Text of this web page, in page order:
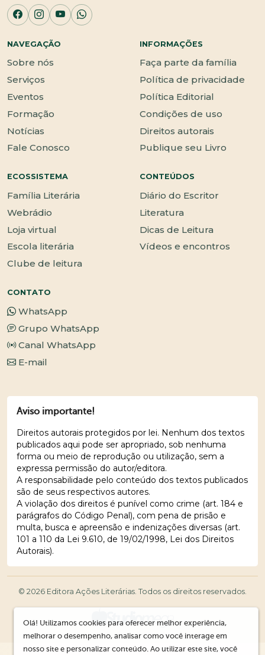
NAVEGAÇÃO
Sobre nós
Serviços
Eventos
Formação
Notícias
Fale Conosco
INFORMAÇÕES
Faça parte da família
Política de privacidade
Política Editorial
Condições de uso
Direitos autorais
Publique seu Livro
ECOSSISTEMA
Família Literária
Webrádio
Loja virtual
Escola literária
Clube de leitura
CONTEÚDOS
Diário do Escritor
Literatura
Dicas de Leitura
Vídeos e encontros
CONTATO
WhatsApp
Grupo WhatsApp
Canal WhatsApp
E-mail
Aviso importante!
Direitos autorais protegidos por lei. Nenhum dos textos
publicados aqui pode ser apropriado, sob nenhuma
forma ou meio de reprodução ou utilização, sem a
expressa permissão do autor/editora.
A responsabilidade pelo conteúdo dos textos publicados
são de seus respectivos autores.
A violação dos direitos é punível como crime (art. 184 e
parágrafos do Código Penal), com pena de prisão e
multa, busca e apreensão e indenizações diversas (art.
101 a 110 da Lei 9.610, de 19/02/1998, Lei dos Direitos
Autorais).
© 2026 Editora Ações Literárias. Todos os direitos reservados.
Olá! Utilizamos cookies para oferecer melhor experiência,
melhorar o desempenho, analisar como você interage em
nosso site e personalizar conteúdo. Ao utilizar este site, você